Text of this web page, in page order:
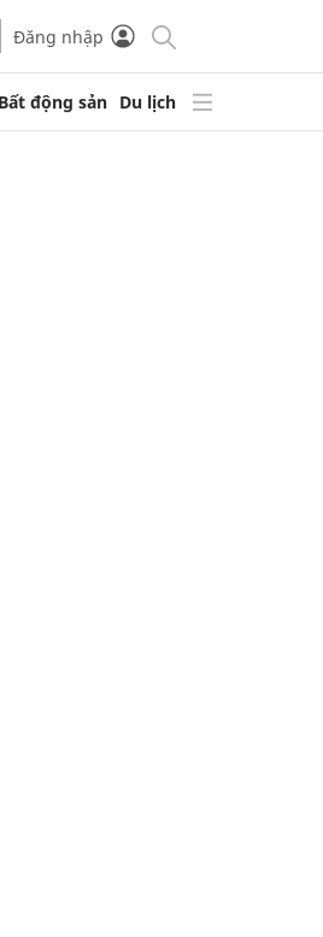
Đăng nhập
Bất động sản Du lịch